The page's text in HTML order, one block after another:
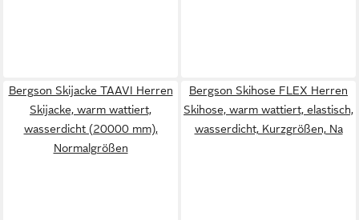
Bergson Skijacke TAAVI Herren
Skijacke, warm wattiert,
wasserdicht (20000 mm),
Normalgrößen
Bergson Skihose FLEX Herren
Skihose, warm wattiert, elastisch,
wasserdicht, Kurzgrößen, Na